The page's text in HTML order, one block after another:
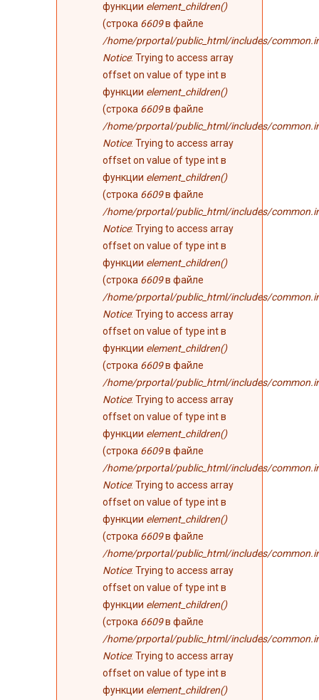
функции element_children()
(строка 6609в файле
/home/prportal/public_html/includes/
Notice: Trying to access array
offset on value of type int в
функции element_children()
(строка 6609в файле
/home/prportal/public_html/includes/
Notice: Trying to access array
offset on value of type int в
функции element_children()
(строка 6609в файле
/home/prportal/public_html/includes/
Notice: Trying to access array
offset on value of type int в
функции element_children()
(строка 6609в файле
/home/prportal/public_html/includes/
Notice: Trying to access array
offset on value of type int в
функции element_children()
(строка 6609в файле
/home/prportal/public_html/includes/
Notice: Trying to access array
offset on value of type int в
функции element_children()
(строка 6609в файле
/home/prportal/public_html/includes/
Notice: Trying to access array
offset on value of type int в
функции element_children()
(строка 6609в файле
/home/prportal/public_html/includes/
Notice: Trying to access array
offset on value of type int в
функции element_children()
(строка 6609в файле
/home/prportal/public_html/includes/
Notice: Trying to access array
offset on value of type int в
функции element_children()